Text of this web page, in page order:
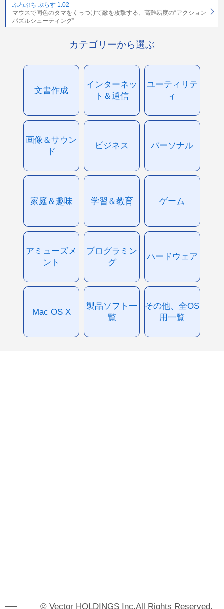
ふわぷち ぷらす 1.02
マウスで同色のタマをくっつけて敵を攻撃する、高難易度の“アクション
パズルシューティング”
カテゴリーから選ぶ
文書作成
インターネッ
ト＆通信
ユーティリテ
ィ
画像＆サウン
ド
ビジネス パーソナル
家庭＆趣味 学習＆教育 ゲーム
アミューズメ
ント
プログラミン
グ
ハードウェア
Mac OS X
製品ソフト一
覧
その他、全OS
用一覧
© Vector HOLDINGS Inc.All Rights Reserved.